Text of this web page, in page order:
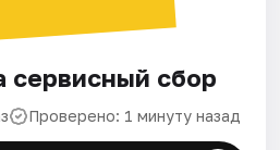
сервисный сбор
Проверено: 1 минуту назад